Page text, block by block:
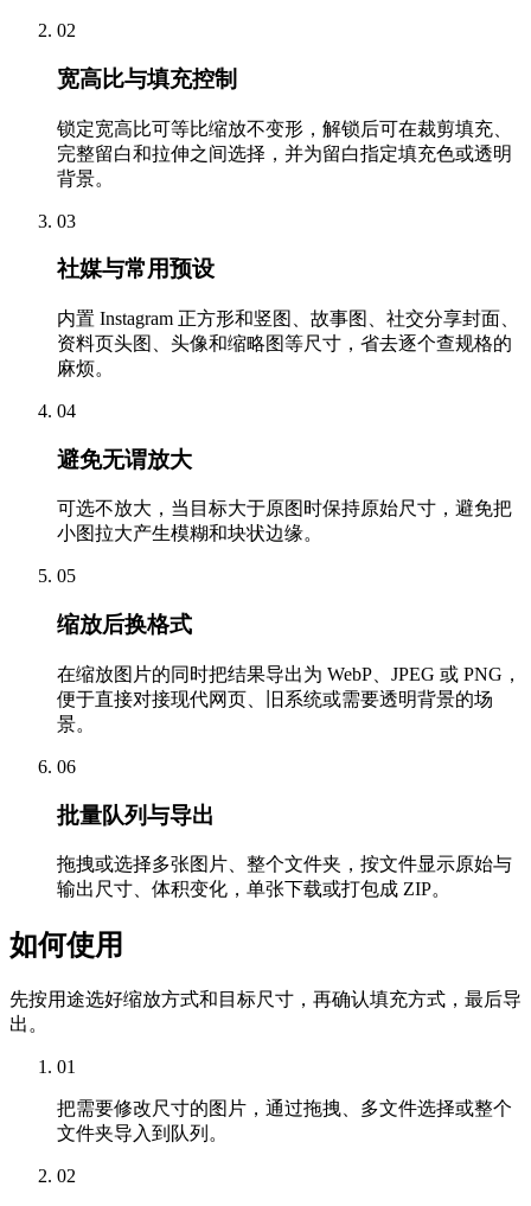
02
宽高比与填充控制
锁定宽高比可等比缩放不变形，解锁后可在裁剪填充、
完整留白和拉伸之间选择，并为留白指定填充色或透明
背景。
03
社媒与常用预设
内置 Instagram 正方形和竖图、故事图、社交分享封面、
资料页头图、头像和缩略图等尺寸，省去逐个查规格的
麻烦。
04
避免无谓放大
可选不放大，当目标大于原图时保持原始尺寸，避免把
小图拉大产生模糊和块状边缘。
05
缩放后换格式
在缩放图片的同时把结果导出为 WebP、JPEG 或 PNG，
便于直接对接现代网页、旧系统或需要透明背景的场
景。
06
批量队列与导出
拖拽或选择多张图片、整个文件夹，按文件显示原始与
输出尺寸、体积变化，单张下载或打包成 ZIP。
如何使用
先按用途选好缩放方式和目标尺寸，再确认填充方式，最后导
出。
01
把需要修改尺寸的图片，通过拖拽、多文件选择或整个
文件夹导入到队列。
02